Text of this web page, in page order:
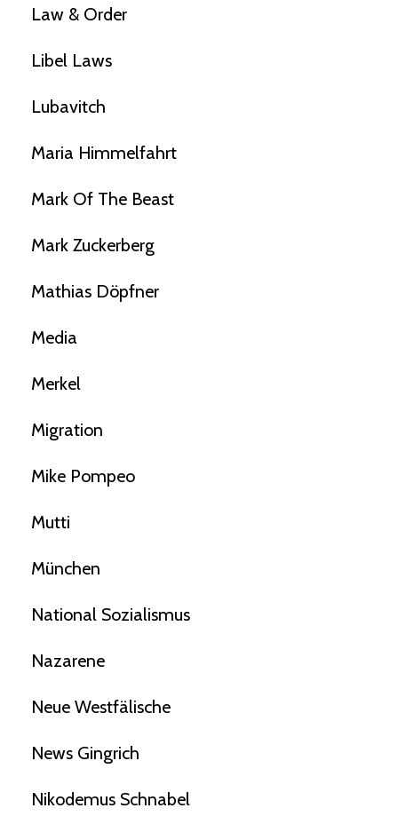
Law & Order
Libel Laws
Lubavitch
Maria Himmelfahrt
Mark Of The Beast
Mark Zuckerberg
Mathias Döpfner
Media
Merkel
Migration
Mike Pompeo
Mutti
München
National Sozialismus
Nazarene
Neue Westfälische
News Gingrich
Nikodemus Schnabel